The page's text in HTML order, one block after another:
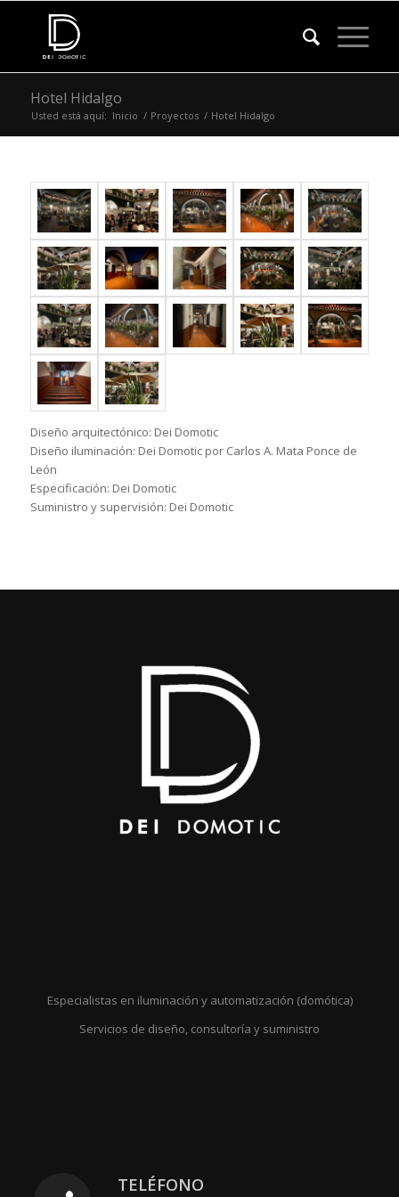
Hotel Hidalgo
Usted está aquí: Inicio / Proyectos / Hotel Hidalgo
Diseño arquitectónico: Dei Domotic
Diseño iluminación: Dei Domotic por Carlos A. Mata Ponce de
León
Especificación: Dei Domotic
Suministro y supervisión: Dei Domotic
Especialistas en iluminación y automatización (domótica)
Servicios de diseño, consultoría y suministro
TELÉFONO